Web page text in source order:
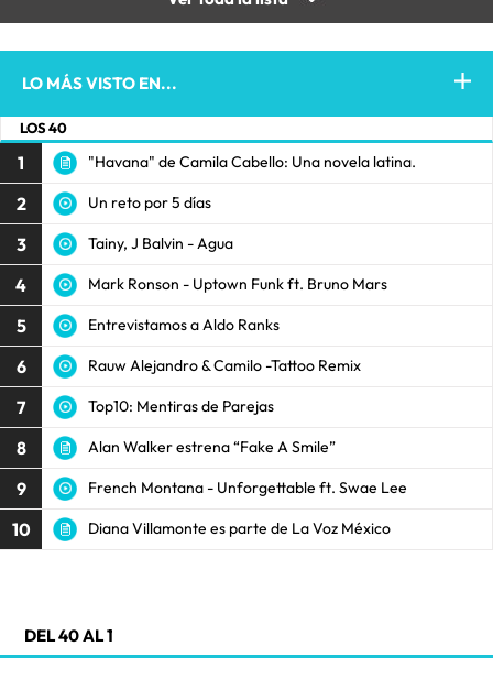
LO MÁS VISTO EN...
LOS 40
1 "Havana" de Camila Cabello: Una novela latina.
2 Un reto por 5 días
3 Tainy, J Balvin - Agua
4 Mark Ronson - Uptown Funk ft. Bruno Mars
5 Entrevistamos a Aldo Ranks
6 Rauw Alejandro & Camilo -Tattoo Remix
7 Top10: Mentiras de Parejas
8 Alan Walker estrena “Fake A Smile”
9 French Montana - Unforgettable ft. Swae Lee
10 Diana Villamonte es parte de La Voz México
DEL 40 AL 1